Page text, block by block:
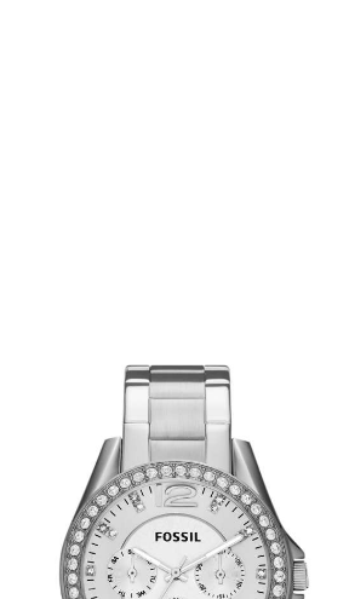
FOSSIL ES3202
345.00 KM